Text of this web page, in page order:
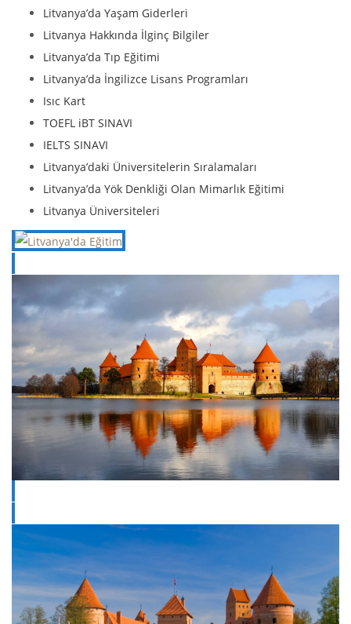
Litvanya’da Yaşam Giderleri
Litvanya Hakkında İlginç Bilgiler
Litvanya’da Tıp Eğitimi
Litvanya’da İngilizce Lisans Programları
Isıc Kart
TOEFL iBT SINAVI
IELTS SINAVI
Litvanya’daki Üniversitelerin Sıralamaları
Litvanya’da Yök Denkliği Olan Mimarlık Eğitimi
Litvanya Üniversiteleri